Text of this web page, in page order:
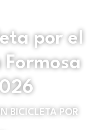
por el
BICICLETA POR